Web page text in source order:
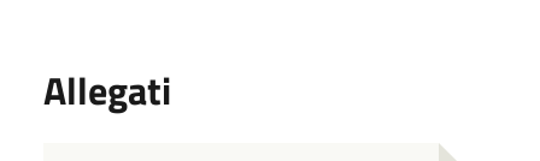
Allegati